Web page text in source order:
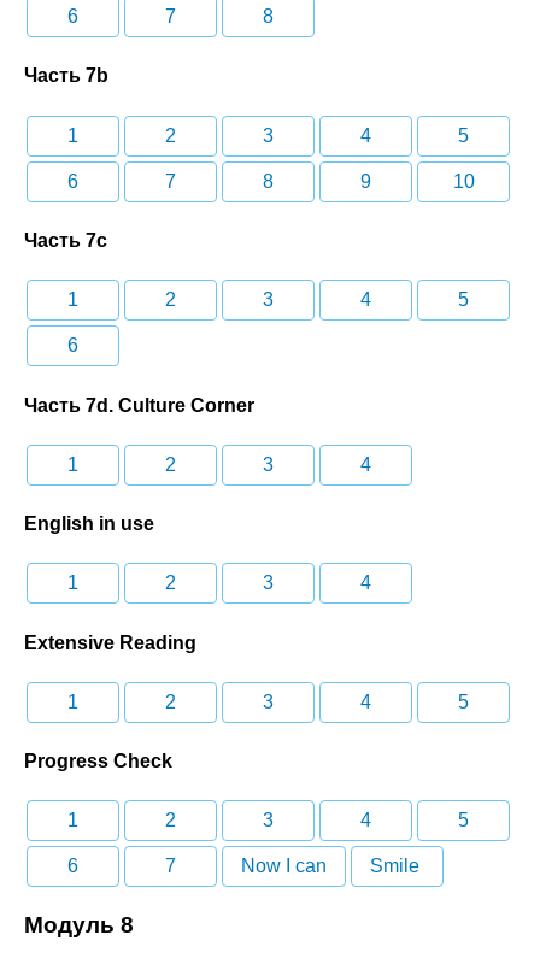
6 7 8
Часть 7b
1 2 3 4 5
6 7 8 9 10
Часть 7c
1 2 3 4 5
6
Часть 7d. Culture Corner
1 2 3 4
English in use
1 2 3 4
Extensive Reading
1 2 3 4 5
Progress Check
1 2 3 4 5
6 7 Now I can Smile
Модуль 8